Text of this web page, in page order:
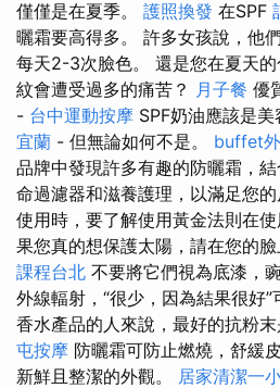
僅僅是在夏季。 護照換發 在SPF
曬霜要高得多。 許多女孩說，他
每天2-3次臉色。 還是您在夏天
紋會遭受過多的痛苦？ 月子餐 優
- 台中運動按摩 SPF奶油應該是
宜蘭 - 但無論如何不是。 buffet
品牌中發現許多有趣的防曬霜，
命過濾器和滋養護理，以滿足您的
使用時，要了解使用黃金法則在
果您真的想保護太陽，請在您的臉
課程台北 不要將它們視為底漆，
外線輻射，“很少，因為結果很好
香水產品的人來說，最好的抗粉末
屯按摩 防曬霜可防止燃燒，舒緩
新鮮且整潔的外觀。 居家清潔一